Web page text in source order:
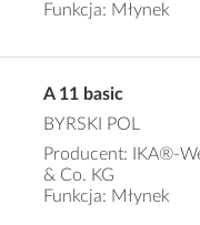
Funkcja: Młynek
A 11 basic
BYRSKI POL
Producent: IKA®-
& Co. KG
Funkcja: Młynek